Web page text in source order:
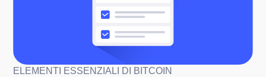
ELEMENTI ESSENZIALI DI BITCOIN